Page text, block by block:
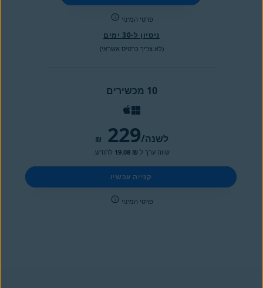
פרטי המינוי
ניסיון ל-30 ימים
(לא צריך כרטיס אשראי)
10 מכשירים
₪ 229 /לשנה
שווה ערך ל ₪ 19.08 לחודש.
קנייה עכשיו
פרטי המינוי